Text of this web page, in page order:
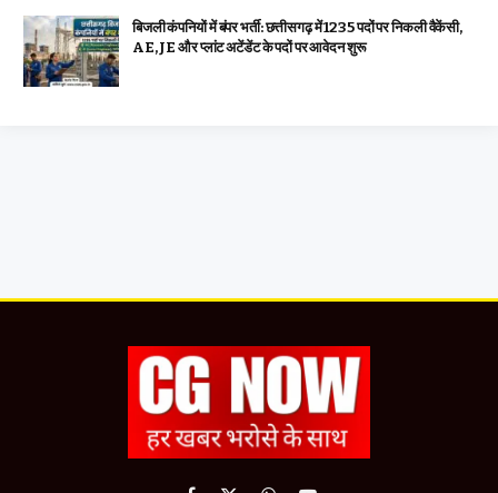
बिजली कंपनियों में बंपर भर्ती: छत्तीसगढ़ में 1235 पदों पर निकली वैकेंसी,
AE, JE और प्लांट अटेंडेंट के पदों पर आवेदन शुरू